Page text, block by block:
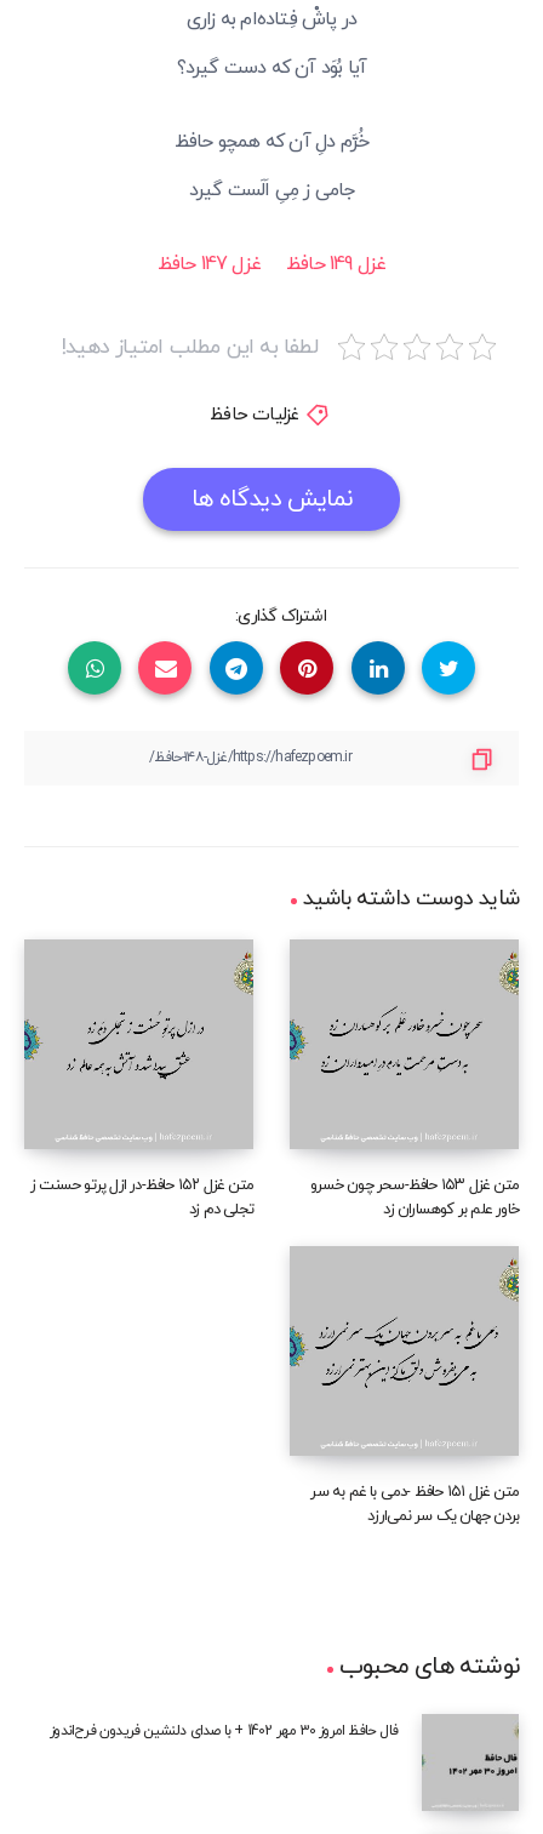
در پاشْ فِتاده‌ام به زاری
آیا بُوَد آن که دست گیرد؟
خُرَّم دلِ آن که همچو حافظ
جامی ز مِیِ اَلَست گیرد
غزل 149 حافظ غزل 147 حافظ
لطفا به این مطلب امتیاز دهید!
غزلیات حافظ
نمایش دیدگاه ها
اشتراک گذاری:
شاید دوست داشته باشید
متن غزل ۱۵۳ حافظ-سحر چون خسرو
خاور علم بر کوهساران زد
متن غزل ۱۵۲ حافظ-در ازل پرتو حسنت ز
تجلی دم زد
متن غزل ۱۵۱ حافظ -دمی با غم به سر
بردن جهان یک سر نمی‌ارزد
نوشته های محبوب
فال حافظ امروز 30 مهر 1402 + با صدای دلنشین فریدون فرح‌اندوز